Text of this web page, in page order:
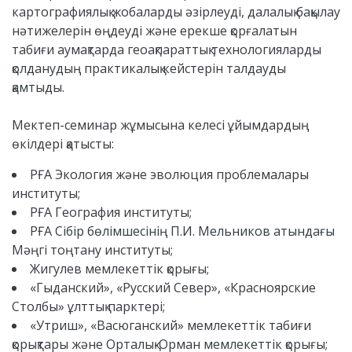
картографиялық жобаларды әзірлеуді, далалық бақылау
нәтижелерін өңдеуді және ерекше қорғалатын
табиғи аумақтарда геоақпараттық технологияларды
қолданудың практикалық кейстерін талдауды
қамтыды.
Мектеп-семинар жұмысына келесі ұйымдардың
өкілдері қатысты:
РҒА Экология және эволюция проблемалары
институты;
РҒА География институты;
РҒА Сібір бөлімшесінің П.И. Мельников атындағы
Мәңгі тоңтану институты;
Жигулев мемлекеттік қорығы;
«Гыданский», «Русский Север», «Красноярские
Столбы» ұлттық парктері;
«Утриш», «Васюганский» мемлекеттік табиғи
қорықтары және Орталық-Орман мемлекеттік қорығы;